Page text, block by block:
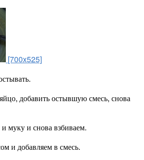
[700x525]
добавить остывшую смесь, снова
муку и снова взбиваем.
и добавляем в смесь.